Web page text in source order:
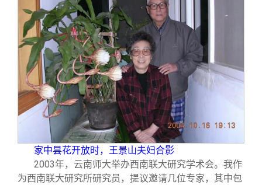
家中昙花开放时，王景山夫妇合影
2003年，云南师大举办西南联大研究学术会。我作
为西南联大研究所研究员，提议邀请几位专家，其中包